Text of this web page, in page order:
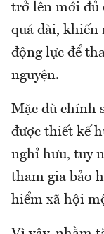
trở lên mới đủ
quá dài, khiến
động lực để
nguyện.
Mặc dù chính
được thiết kế
nghỉ hưu, tuy
tham gia bảo
hiểm xã hội